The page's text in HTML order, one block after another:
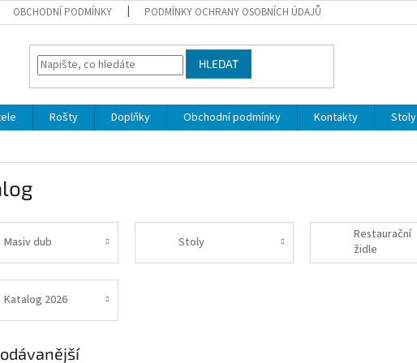
OBCHODNÍ PODMÍNKY PODMÍNKY OCHRANY OSOBNÍCH ÚDAJŮ
HLEDAT
Rošty Doplňky Obchodní podmínky Kontakty Stoly
Masiv dub Stoly
Restaurační
židle
Katalog 2026